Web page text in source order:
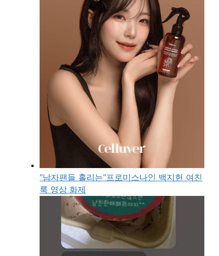
“남자팬들 홀리는”프로미스나인 백지헌 여친
룩 영상 화제